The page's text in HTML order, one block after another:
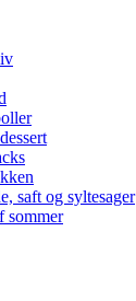
saft og syltesager
sommer